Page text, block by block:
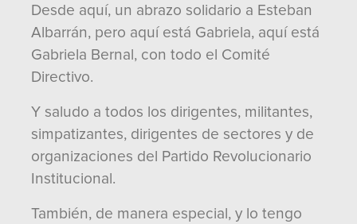
Desde aquí, un abrazo solidario a Esteban
Albarrán, pero aquí está Gabriela, aquí está
Gabriela Bernal, con todo el Comité
Directivo.
Y saludo a todos los dirigentes, militantes,
simpatizantes, dirigentes de sectores y de
organizaciones del Partido Revolucionario
Institucional.
También, de manera especial, y lo tengo